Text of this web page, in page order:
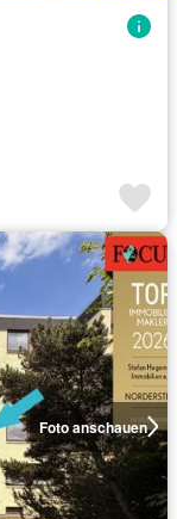
Foto anschauen